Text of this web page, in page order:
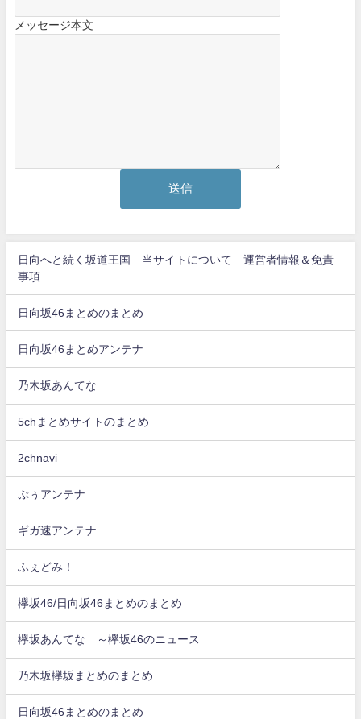
メッセージ本文
日向へと続く坂道王国 当サイトについて 運営者情報＆免責
事項
日向坂46まとめのまとめ
日向坂46まとめアンテナ
乃木坂あんてな
5chまとめサイトのまとめ
2chnavi
ぷぅアンテナ
ギガ速アンテナ
ふぇどみ！
欅坂46/日向坂46まとめのまとめ
欅坂あんてな ～欅坂46のニュース
乃木坂欅坂まとめのまとめ
日向坂46まとめのまとめ